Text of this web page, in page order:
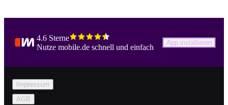
4.6 Sterne
Nutze mobile.de schnell und einfach
App installieren
Impressum
AGB